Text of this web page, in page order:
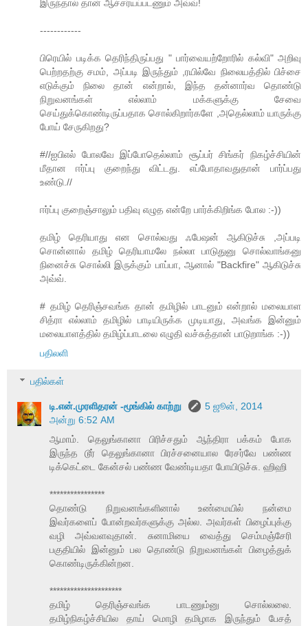
இருந்தால் தான் ஆச்சர்யப்படணும் அவ்வ்!
------------
பிரெயில் படிக்க தெரிந்திருப்பது " பார்வையற்றோரில் கல்வி" அறிவு
பெற்றதற்கு சமம், அப்படி இருந்தும் ,ரயில்வே நிலையத்தில் பிச்சை
எடுக்கும் நிலை தான் என்றால், இந்த தன்னார்வ தொண்டு
நிறுவனங்கள் எல்லாம் மக்களுக்கு சேவை
செய்துக்கொண்டிருப்பதாக சொல்கிறார்களே ,அதெல்லாம் யாருக்கு
போய் சேருகிறது?
#//ஐபிஎல் போலவே இப்போதெல்லாம் சூப்பர் சிங்கர் நிகழ்ச்சியின்
மீதான ஈர்ப்பு குறைந்து விட்டது. எப்போதாவதுதான் பார்ப்பது
உண்டு.//
ஈர்ப்பு குறைஞ்சாலும் பதிவு எழுத என்றே பார்க்கிறிங்க போல :-))
தமிழ் தெரியாது என சொல்வது ஃபேஷன் ஆகிடுச்சு ,அப்படி
சொன்னால் தமிழ் தெரியாமலே நல்லா பாடுதுனு சொல்வாங்கனு
நினைச்சு சொல்லி இருக்கும் பாப்பா, ஆனால் "Backfire" ஆகிடுச்சு
அவ்வ்.
# தமிழ் தெரிஞ்சவங்க தான் தமிழில் பாடனும் என்றால் மலையாள
சித்ரா எல்லாம் தமிழில் பாடியிருக்க முடியாது, அவங்க இன்னும்
மலையாளத்தில் தமிழ்ப்பாடலை எழுதி வச்சுத்தான் பாடுறாங்க :-))
பதிலளி
பதில்கள்
டி.என்.முரளிதரன் -மூங்கில் காற்று
5 ஜூன், 2014
அன்று 6:52 AM
ஆமாம். தெலுங்கானா பிரிச்சதும் ஆந்திரா பக்கம் போக
இருந்த டூர் தெலுங்கானா பிரச்சனையால ரேசர்வே பண்ண
டிக்கெட்டை கேன்சல் பண்ண வேண்டியதா போயிடுச்சு. ஹிஹி
****************
தொண்டு நிறுவனங்களினால் உண்மையில் நன்மை
இவர்களைப் போன்றவர்களுக்கு அல்ல. அவர்கள் பிழைப்புக்கு
வழி அவ்வளவுதான். சுனாமியை வைத்து செம்மஞ்சேரி
பகுதியில் இன்னும் பல தொண்டு நிறுவனங்கள் பிழைத்துக்
கொண்டிருக்கின்றன.
*********************
தமிழ் தெரிஞ்சவங்க பாடணும்னு சொல்லலை.
தமிழ்நிகழ்ச்சியில தாய் மொழி தமிழாக இருந்தும் பேசத்